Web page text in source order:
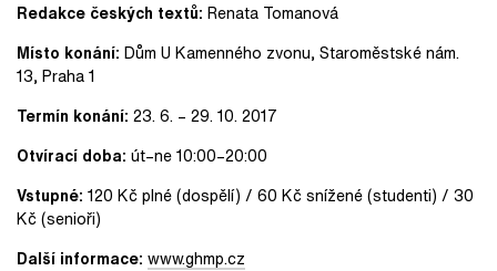
Redakce českých textů: Renata Tomanová
Místo konání: Dům U Kamenného zvonu, Staroměstské nám.
13, Praha 1
Termín konání: 23. 6. – 29. 10. 2017
Otvírací doba: út–ne 10:00–20:00
Vstupné: 120 Kč plné (dospělí) / 60 Kč snížené (studenti) / 30
Kč (senioři)
Další informace: www.ghmp.cz